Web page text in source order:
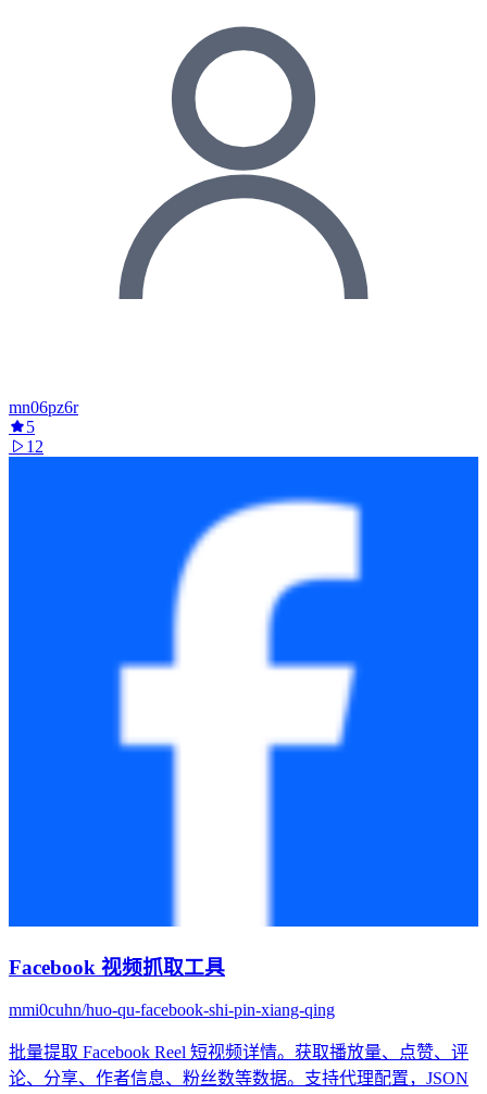
mn06pz6r
5
12
Facebook 视频抓取工具
mmi0cuhn/huo-qu-facebook-shi-pin-xiang-qing
批量提取 Facebook Reel 短视频详情。获取播放量、点赞、评
论、分享、作者信息、粉丝数等数据。支持代理配置，JSON